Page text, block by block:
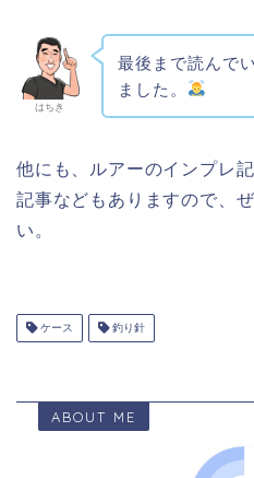
はちき
最後まで読んで
ました。
他にも、ルアーのインプレ
記事などもありますので、
い。
ケース 釣り針
ABOUT ME